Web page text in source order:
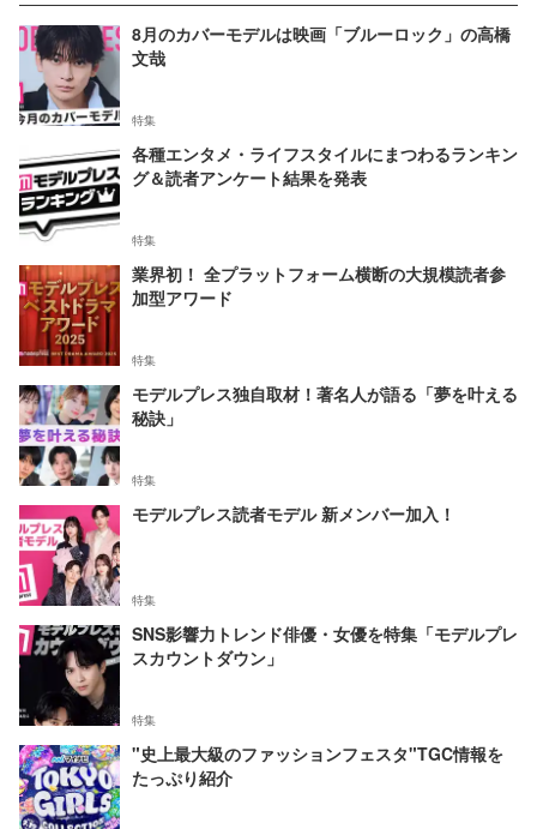
8月のカバーモデルは映画「ブルーロック」の高橋
文哉
特集
各種エンタメ・ライフスタイルにまつわるランキン
グ＆読者アンケート結果を発表
特集
業界初！ 全プラットフォーム横断の大規模読者参
加型アワード
特集
モデルプレス独自取材！著名人が語る「夢を叶える
秘訣」
特集
モデルプレス読者モデル 新メンバー加入！
特集
SNS影響力トレンド俳優・女優を特集「モデルプレ
スカウントダウン」
特集
"史上最大級のファッションフェスタ"TGC情報を
たっぷり紹介